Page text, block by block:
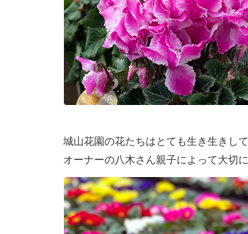
城山花園の花たちはとても生き生きし
オーナーの八木さん親子によって大切